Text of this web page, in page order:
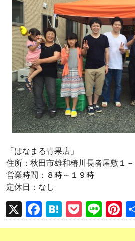
「はなまる青果店」
住所：秋田市雄和椿川長者屋敷１－
営業時間：８時～１９時
定休日：なし
X
F
a
H
at
P
o
Li
n
Pi
nt